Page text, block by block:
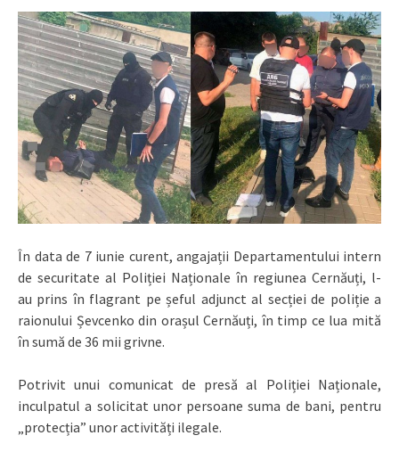
În data de 7 iunie curent, angajații Departamentului intern
de securitate al Poliției Naționale în regiunea Cernăuți, l-
au prins în flagrant pe șeful adjunct al secției de poliție a
raionului Șevcenko din orașul Cernăuți, în timp ce lua mită
în sumă de 36 mii grivne.
Potrivit unui comunicat de presă al Poliției Naționale,
inculpatul a solicitat unor persoane suma de bani, pentru
„protecția” unor activități ilegale.